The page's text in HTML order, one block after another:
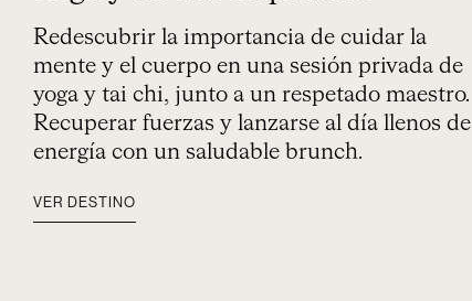
Redescubrir la importancia de cuidar la
mente y el cuerpo en una sesión privada de
yoga y tai chi, junto a un respetado maestro.
Recuperar fuerzas y lanzarse al día llenos de
energía con un saludable brunch.
VER DESTINO